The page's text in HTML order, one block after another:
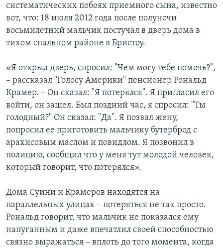
систематических побоях приемного сына, известно
вот, что: 18 июля 2012 года после полуночи
восьмилетний мальчик постучал в дверь дома в
тихом спальном районе в Бристоу.
«Я открыл дверь, спросил: "Чем могу тебе помочь?",
– рассказал "Голосу Америки" пенсионер Рональд
Крамер. – Он сказал: "Я потерялся". Я пригласил его
войти, он зашел. Был поздний час, я спросил: "Ты
голодный?" Он сказал: "Да". Я позвал жену,
попросил ее приготовить мальчику бутерброд с
арахисовым маслом и повидлом. Я позвонил в
полицию, сообщил что у меня тут молодой человек,
который говорит, что потерялся».
Дома Суини и Крамеров находятся на
параллельных улицах – потеряться не так просто.
Рональд говорит, что мальчик не показался ему
напуганным и даже впечатлил своей способностью
связно выражаться – вплоть до того момента, когда